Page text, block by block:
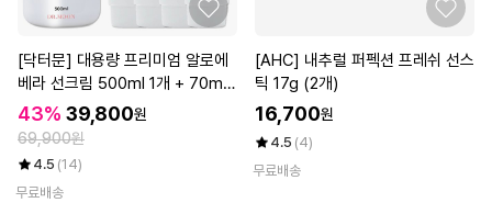
[닥터문] 대용량 프리미엄 알로에
베라 선크림 500ml 1개 + 70ml
7개 세트
43% 39,800원
69,900원
4.5 (14)
무료배송
[AHC] 내추럴 퍼펙션 프레쉬 선스
틱 17g (2개)
16,700원
4.5 (4)
무료배송